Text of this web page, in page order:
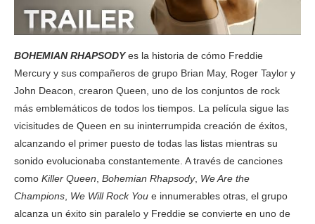
BOHEMIAN RHAPSODYes la historia de cómo Freddie
Mercury y sus compañeros de grupo Brian May, Roger Taylor y
John Deacon, crearon Queen, uno de los conjuntos de rock
más emblemáticos de todos los tiempos. La película sigue las
vicisitudes de Queen en su ininterrumpida creación de éxitos,
alcanzando el primer puesto de todas las listas mientras su
sonido evolucionaba constantemente. A través de canciones
como Killer Queen Bohemian Rhapsody, We Are the
Champions We Will Rock You e innumerables otras, el grupo
alcanza un éxito sin paralelo y Freddie se convierte en uno de